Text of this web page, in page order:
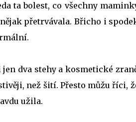
ta bolest, co všechny
přetrvávala. Břicho i
jen dva stehy a kosmetické
než šití. Přesto můžu říci,
užila.